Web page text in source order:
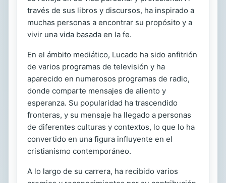
través de sus libros y discursos, ha inspirado a
muchas personas a encontrar su propósito y a
vivir una vida basada en la fe.
En el ámbito mediático, Lucado ha sido anfitrión
de varios programas de televisión y ha
aparecido en numerosos programas de radio,
donde comparte mensajes de aliento y
esperanza. Su popularidad ha trascendido
fronteras, y su mensaje ha llegado a personas
de diferentes culturas y contextos, lo que lo ha
convertido en una figura influyente en el
cristianismo contemporáneo.
A lo largo de su carrera, ha recibido varios